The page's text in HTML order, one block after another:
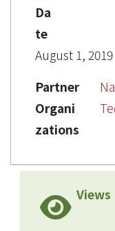
Da
te
August 1, 2019
Partner
Organi
zations
Views